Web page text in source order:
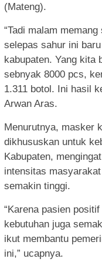
(Mateng).
“Tadi malam
selepas sahur ini
kabupaten. Yang kita
sebnyak 8000 pcs,
1.311 botol. Ini hasil
Arwan Aras.
Menurutnya, masker
dikhususkan untuk
Kabupaten,
intensitas
semakin tinggi.
“Karena pasien
kebutuhan juga
ikut membantu
ini,” ucapnya.